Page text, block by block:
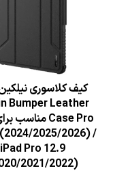
کیف کلاسوری
Bumper Leather
2025/2026) /
iPad Pro 12.9
2021/2022)